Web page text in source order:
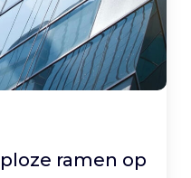
ramen op